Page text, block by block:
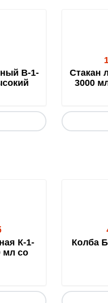
что и Почта России.
осуществляется на
не забудьте
Накладная на
В-1-
Стакан
3000
К-1-
мл со
Колба